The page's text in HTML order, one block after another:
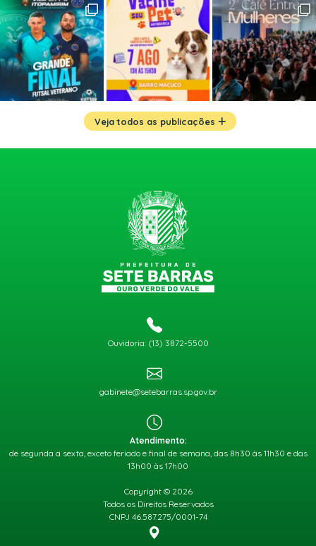
Veja todos as publicações
Ouvidoria: (13) 3872-5500
gabinete@setebarras.sp.gov.br
Atendimento:
de segunda a sexta, exceto feriado e final de semana, das 8h30 às 11h30 e das
13h00 às 17h00
Copyright © 2026
Todos os Direitos Reservados
CNPJ 46.587.275/0001-74